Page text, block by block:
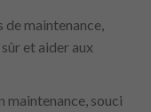
de maintenance,
et aider aux
maintenance, souci